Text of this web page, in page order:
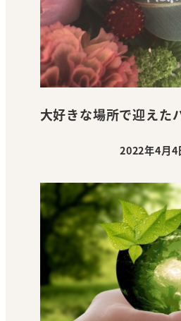
大好きな場所で迎えた
投稿日
2022年4月4